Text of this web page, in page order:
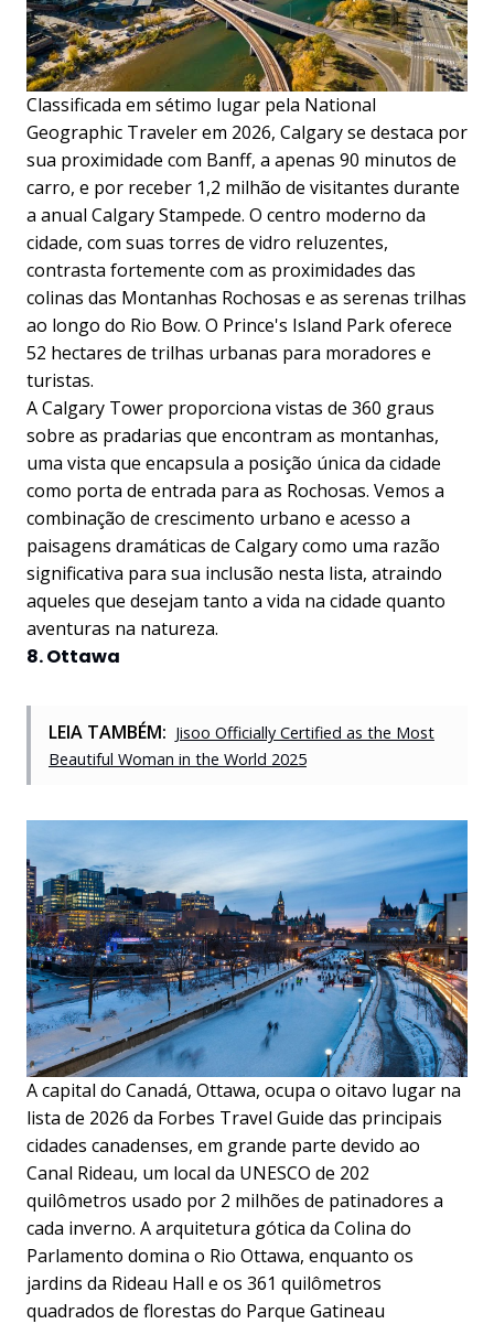
Classificada em sétimo lugar pela National
Geographic Traveler em 2026, Calgary se destaca por
sua proximidade com Banff, a apenas 90 minutos de
carro, e por receber 1,2 milhão de visitantes durante
a anual Calgary Stampede. O centro moderno da
cidade, com suas torres de vidro reluzentes,
contrasta fortemente com as proximidades das
colinas das Montanhas Rochosas e as serenas trilhas
ao longo do Rio Bow. O Prince's Island Park oferece
52 hectares de trilhas urbanas para moradores e
turistas.
A Calgary Tower proporciona vistas de 360 graus
sobre as pradarias que encontram as montanhas,
uma vista que encapsula a posição única da cidade
como porta de entrada para as Rochosas. Vemos a
combinação de crescimento urbano e acesso a
paisagens dramáticas de Calgary como uma razão
significativa para sua inclusão nesta lista, atraindo
aqueles que desejam tanto a vida na cidade quanto
aventuras na natureza.
8. Ottawa
LEIA TAMBÉM: Jisoo Officially Certified as the Most
Beautiful Woman in the World 2025
A capital do Canadá, Ottawa, ocupa o oitavo lugar na
lista de 2026 da Forbes Travel Guide das principais
cidades canadenses, em grande parte devido ao
Canal Rideau, um local da UNESCO de 202
quilômetros usado por 2 milhões de patinadores a
cada inverno. A arquitetura gótica da Colina do
Parlamento domina o Rio Ottawa, enquanto os
jardins da Rideau Hall e os 361 quilômetros
quadrados de florestas do Parque Gatineau